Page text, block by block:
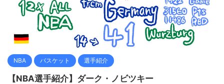
NBA バスケット 選手紹介
【NBA選手紹介】ダーク・ノビツキー